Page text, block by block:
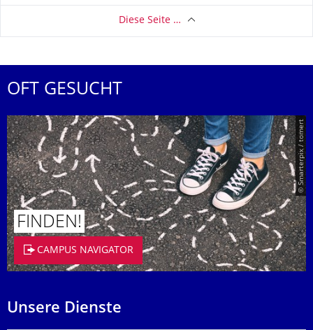
Diese Seite …
OFT GESUCHT
© Smarterpix / tomert
FINDEN!
CAMPUS NAVIGATOR
Unsere Dienste